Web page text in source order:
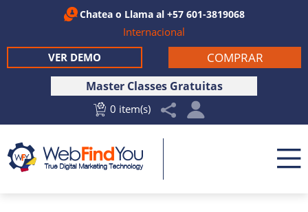
Chatea o Llama al +57 601-3819068
Internacional
Master Classes Gratuitas
0 item(s)
COMPRAR
VER DEMO